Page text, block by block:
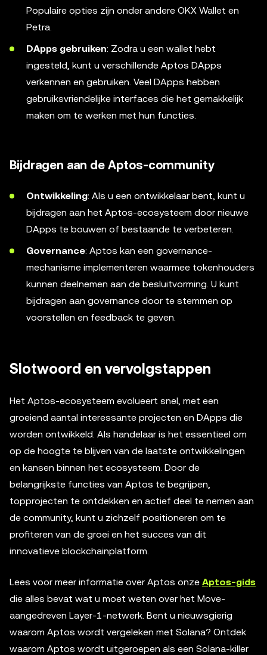
Populaire opties zijn onder andere OKX Wallet en
Petra.
DApps gebruiken: Zodra u een wallet hebt
ingesteld, kunt u verschillende Aptos DApps
verkennen en gebruiken. Veel DApps hebben
gebruiksvriendelijke interfaces die het gemakkelijk
maken om te werken met hun functies.
Bijdragen aan de Aptos-community
Ontwikkeling: Als u een ontwikkelaar bent, kunt u
bijdragen aan het Aptos-ecosysteem door nieuwe
DApps te bouwen of bestaande te verbeteren.
Governance: Aptos kan een governance-
mechanisme implementeren waarmee tokenhouders
kunnen deelnemen aan de besluitvorming. U kunt
bijdragen aan governance door te stemmen op
voorstellen en feedback te geven.
Slotwoord en vervolgstappen
Het Aptos-ecosysteem evolueert snel, met een
groeiend aantal interessante projecten en DApps die
worden ontwikkeld. Als handelaar is het essentieel om
op de hoogte te blijven van de laatste ontwikkelingen
en kansen binnen het ecosysteem. Door de
belangrijkste functies van Aptos te begrijpen,
topprojecten te ontdekken en actief deel te nemen aan
de community, kunt u zichzelf positioneren om te
profiteren van de groei en het succes van dit
innovatieve blockchainplatform.
Lees voor meer informatie over Aptos onze Aptos-gids
die alles bevat wat u moet weten over het Move-
aangedreven Layer-1-netwerk. Bent u nieuwsgierig
waarom Aptos wordt vergeleken met Solana? Ontdek
waarom Aptos wordt uitgeroepen als een Solana-killer